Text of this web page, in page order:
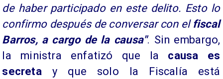
de haber participado en este delito. Esto lo
confirmo después de conversar con el fiscal
Barros, a cargo de la causa". Sin embargo,
la ministra enfatizó que la causa es
secreta y que solo la Fiscalía está